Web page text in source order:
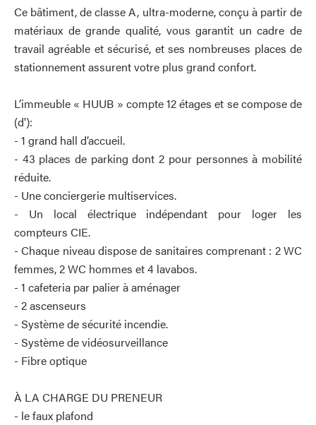
Ce bâtiment, de classe A, ultra-moderne, conçu à partir de
matériaux de grande qualité, vous garantit un cadre de
travail agréable et sécurisé, et ses nombreuses places de
stationnement assurent votre plus grand confort.
L’immeuble « HUUB » compte 12 étages et se compose de
(d'):
- 1 grand hall d’accueil.
- 43 places de parking dont 2 pour personnes à mobilité
réduite.
- Une conciergerie multiservices.
- Un local électrique indépendant pour loger les
compteurs CIE.
- Chaque niveau dispose de sanitaires comprenant : 2 WC
femmes, 2 WC hommes et 4 lavabos.
- 1 cafeteria par palier à aménager
- 2 ascenseurs
- Système de sécurité incendie.
- Système de vidéosurveillance
- Fibre optique
À LA CHARGE DU PRENEUR
- le faux plafond